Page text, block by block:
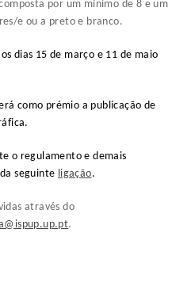
por um mínimo de 8 e um
e ou a preto e branco.
dias 15 de março e 11 de maio
como prémio a publicação de
o regulamento e demais
seguinte ligação.
através do
.